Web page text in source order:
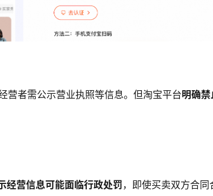
营者需公示营业执照等信息。但淘宝平台明确
经营信息可能面临行政处罚，即使买卖双方合同